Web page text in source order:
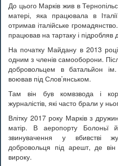
До цього Марків жив в
матері, яка працювала в
отримав італійське
працював на тартаку і підробляв
На початку Майдану в 2013
одним з членів самооборони.
добровольцем в батальйон ім.
воював під Слов’янськом.
Там він був комвзвода і
журналістів, які часто брали у
Влітку 2017 року Марків з
матір. В аеропорту Болоньї
звинувачення у вбивстві
добровольця під арешт, де
вироку.